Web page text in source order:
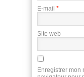
E-mail *
Site web
Enregistrer mon